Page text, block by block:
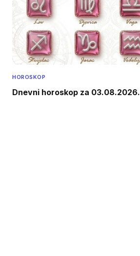
HOROSKOP
Dnevni horoskop za 03.08.2026.